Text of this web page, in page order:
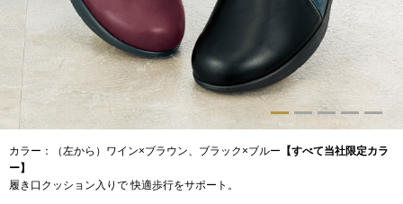
アクセサリー
トップス
Tシャツ／カッ
ポロシャツ
カラー：（左から）ワイン×ブラウン、ブラック×ブルー 【すべて当社限定カラ
ー】
履き口クッション入りで 快適歩行をサポート。